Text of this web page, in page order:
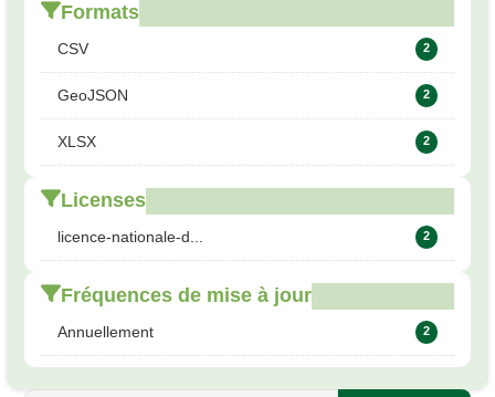
Formats
CSV 2
GeoJSON 2
XLSX 2
Licenses
licence-nationale-d... 2
Fréquences de mise à jour
Annuellement 2